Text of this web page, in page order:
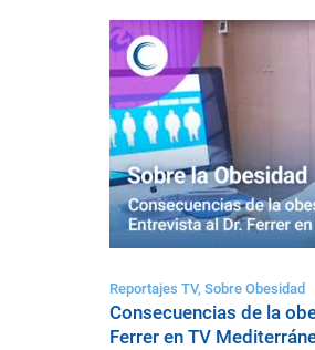
Reportajes TV, Sobre Obesidad
Consecuencias de la
Ferrer en TV